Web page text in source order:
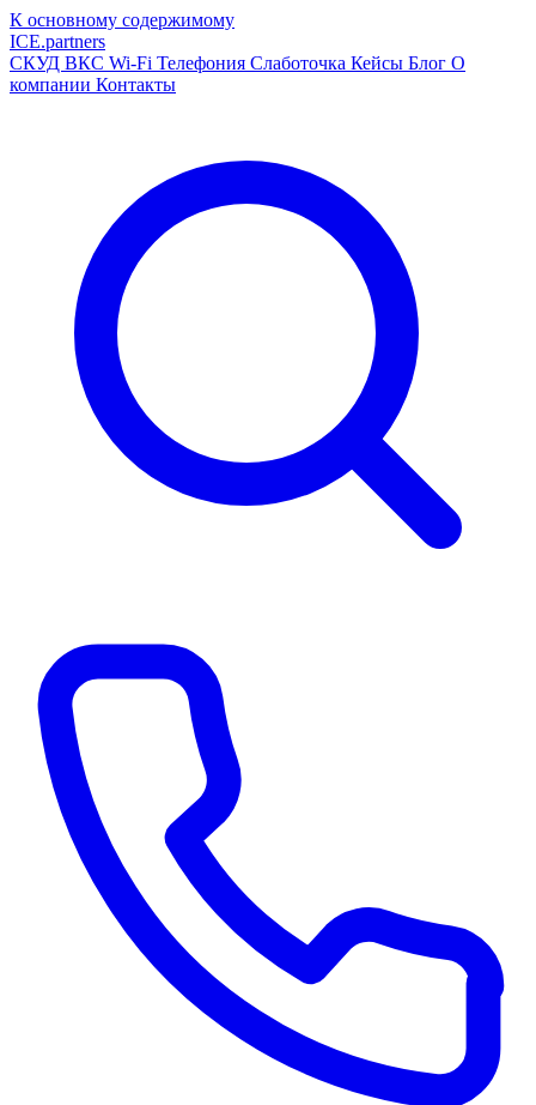
К основному содержимому
ICE.partners
СКУД ВКС Wi-Fi Телефония Слаботочка Кейсы Блог О
компании Контакты